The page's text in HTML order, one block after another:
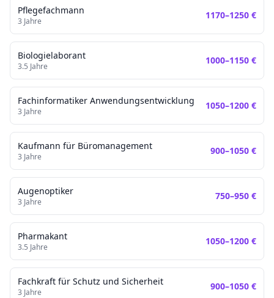
Pflegefachmann
3 Jahre
1170–1250 €
Biologielaborant
3.5 Jahre
1000–1150 €
Fachinformatiker Anwendungsentwicklung
3 Jahre
1050–1200 €
Kaufmann für Büromanagement
3 Jahre
900–1050 €
Augenoptiker
3 Jahre
750–950 €
Pharmakant
3.5 Jahre
1050–1200 €
Fachkraft für Schutz und Sicherheit
3 Jahre
900–1050 €